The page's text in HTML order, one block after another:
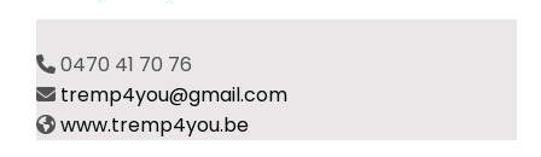
0470 41 70 76
tremp4you@gmail.com
www.tremp4you.be